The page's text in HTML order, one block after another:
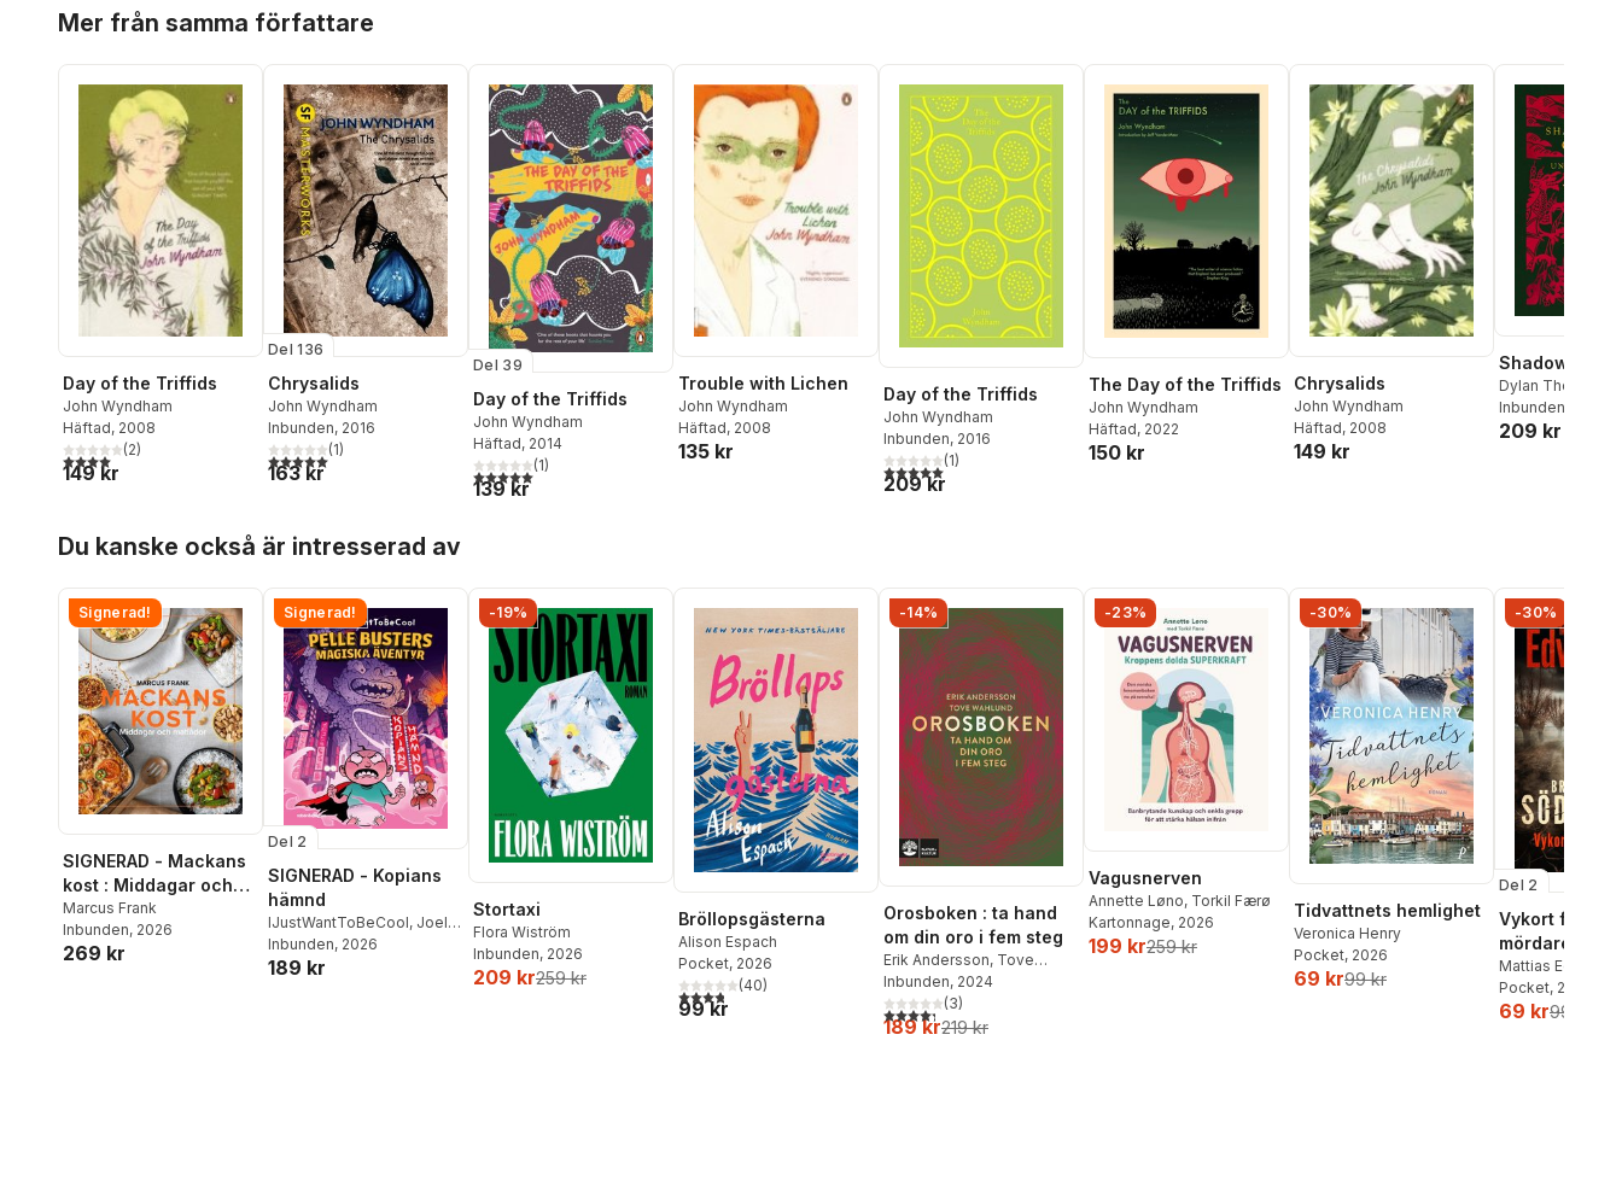
Mer från samma författare
Day of the Triffids
John Wyndham
Häftad, 2008
4,0utav 5 stjärnor. Totalt antal röster:
(2)
149 kr
Del 136
Chrysalids
John Wyndham
Inbunden, 2016
5,0utav 5 stjärnor. Totalt antal röster:
(1)
163 kr
Del 39
Day of the Triffids
John Wyndham
Häftad, 2014
5,0utav 5 stjärnor. Totalt antal röster:
(1)
139 kr
Trouble with Lichen
John Wyndham
Häftad, 2008
135 kr
Day of the Triffids
John Wyndham
Inbunden, 2016
5,0utav 5 stjärnor. Totalt antal röster:
(1)
209 kr
The Day of the Triffids
John Wyndham
Häftad, 2022
150 kr
Chrysalids
John Wyndham
Häftad, 2008
149 kr
Shadows
Dylan Thomas
Blackwood
Wyndham
Inbunden
209 kr
Du kanske också är intresserad av
Signerad!
SIGNERAD - Mackans
kost : Middagar och
matlådor
Marcus Frank
Inbunden, 2026
269 kr
Signerad!
Del 2
SIGNERAD - Kopians
hämnd
IJustWantToBeCool, Joel
Adolphson,Emil Ejdemo
Beer ,Victor Beer
Inbunden, 2026
189 kr
-19%
Stortaxi
Flora Wiström
Inbunden, 2026
209 kr259 kr
Bröllopsgästerna
Alison Espach
Pocket, 2026
3,8utav 5 stjärnor. Totalt antal röster:
(40)
99 kr
-14%
Orosboken : ta hand
om din oro i fem steg
Erik Andersson, Tove
Wahlund
Inbunden, 2024
4,3utav 5 stjärnor. Totalt antal röster:
(3)
189 kr219 kr
-23%
Vagusnerven
Annette Løno, Torkil Færø
Kartonnage, 2026
199 kr259 kr
-30%
Tidvattnets hemlighet
Veronica Henry
Pocket, 2026
69 kr99 kr
-30%
Del 2
Vykort från en
mördare
Mattias
Pocket, 2026
69 kr99 kr